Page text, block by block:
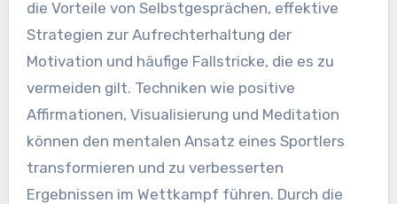
die Vorteile von Selbstgesprächen, effektive
Strategien zur Aufrechterhaltung der
Motivation und häufige Fallstricke, die es zu
vermeiden gilt. Techniken wie positive
Affirmationen, Visualisierung und Meditation
können den mentalen Ansatz eines Sportlers
transformieren und zu verbesserten
Ergebnissen im Wettkampf führen. Durch die